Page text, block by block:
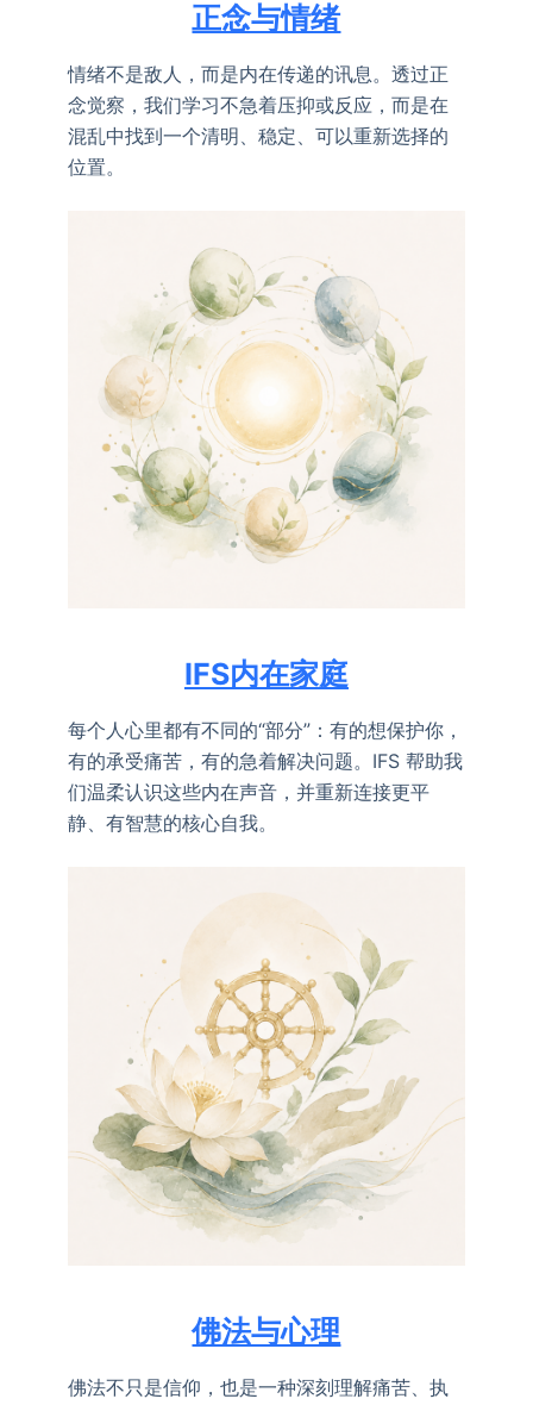
正念与情绪
情绪不是敌人，而是内在传递的讯息。透过正
念觉察，我们学习不急着压抑或反应，而是在
混乱中找到一个清明、稳定、可以重新选择的
位置。
IFS内在家庭
每个人心里都有不同的“部分”：有的想保护你，
有的承受痛苦，有的急着解决问题。IFS 帮助我
们温柔认识这些内在声音，并重新连接更平
静、有智慧的核心自我。
佛法与心理
佛法不只是信仰，也是一种深刻理解痛苦、执